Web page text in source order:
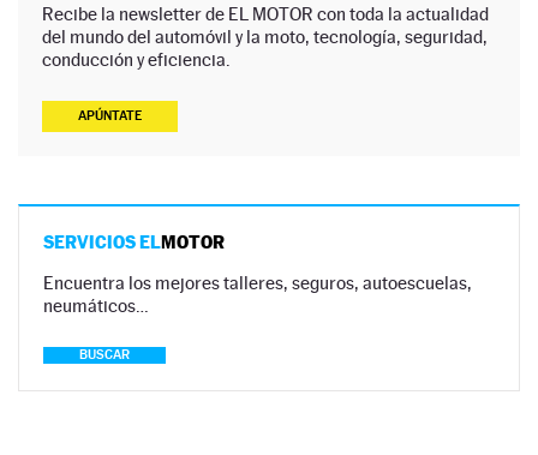
Recibe la newsletter de EL MOTOR con toda la actualidad
del mundo del automóvil y la moto, tecnología, seguridad,
conducción y eficiencia.
APÚNTATE
SERVICIOS ELMOTOR
Encuentra los mejores talleres, seguros, autoescuelas,
neumáticos…
BUSCAR